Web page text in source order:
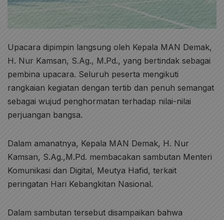
Upacara dipimpin langsung oleh Kepala MAN Demak,
H. Nur Kamsan, S.Ag., M.Pd., yang bertindak sebagai
pembina upacara. Seluruh peserta mengikuti
rangkaian kegiatan dengan tertib dan penuh semangat
sebagai wujud penghormatan terhadap nilai-nilai
perjuangan bangsa.
Dalam amanatnya, Kepala MAN Demak, H. Nur
Kamsan, S.Ag.,M.Pd. membacakan sambutan Menteri
Komunikasi dan Digital, Meutya Hafid, terkait
peringatan Hari Kebangkitan Nasional.
Dalam sambutan tersebut disampaikan bahwa